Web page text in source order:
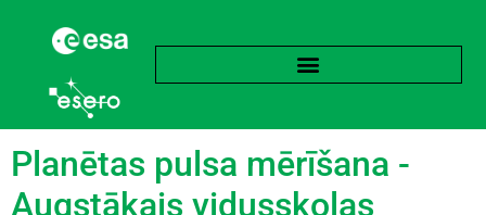
Birka: Orbīta
Planētas pulsa mērīšana -
Augstākais vidusskolas